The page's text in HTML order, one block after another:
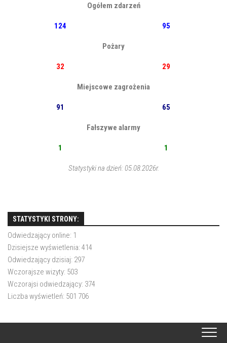
Ogółem zdarzeń
124 95
Pożary
32 29
Miejscowe zagrożenia
91 65
Fałszywe alarmy
1 1
Statystyki na dzień: 05.08.2026r.
STATYSTYKI STRONY:
Odwiedzający online: 1
Dzisiejsze wyświetlenia: 414
Odwiedzający dzisiaj: 297
Wczorajsze wizyty: 503
Wczorajsi odwiedzający: 374
Liczba wyświetleń: 501 706